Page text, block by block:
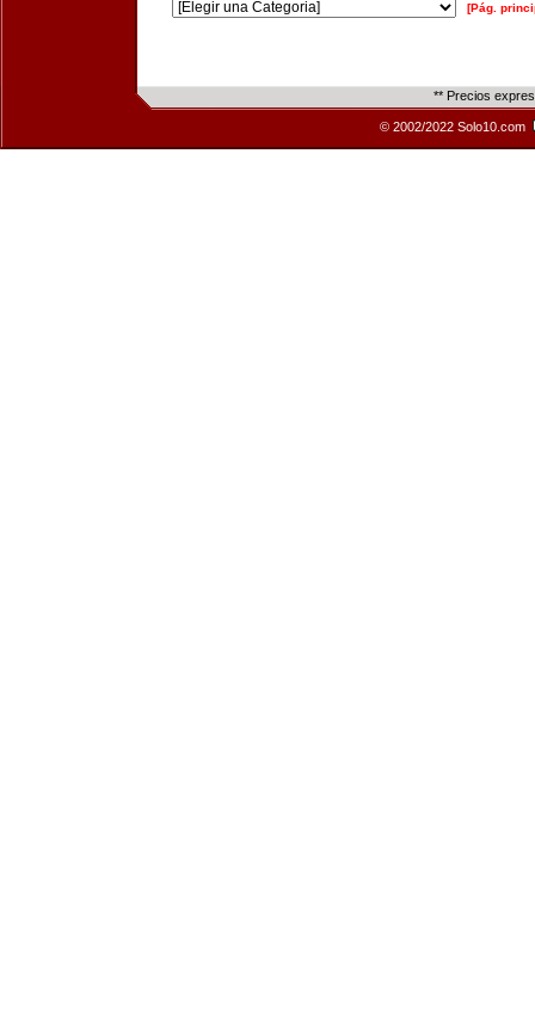
[Pág.
** Precios
© 2002/2022 Solo10.com